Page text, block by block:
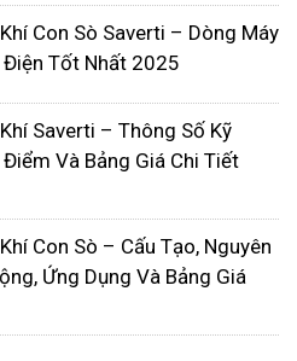
đặt tên là máy bơm
ứng dụng của các máy
các dịch vụ xây dựng,
mưa trong nước công
thôn, thành phố và nước
Con Sò Saverti – Dòng Máy
Tốt Nhất 2025
Saverti – Thông Số Kỹ
Và Bảng Giá Chi Tiết
Con Sò – Cấu Tạo, Nguyên
Ứng Dụng Và Bảng Giá